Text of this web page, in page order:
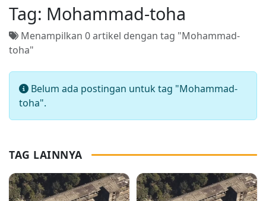
Tag: Mohammad-toha
Menampilkan 0 artikel dengan tag "Mohammad-
toha"
Belum ada postingan untuk tag "Mohammad-
toha".
TAG LAINNYA